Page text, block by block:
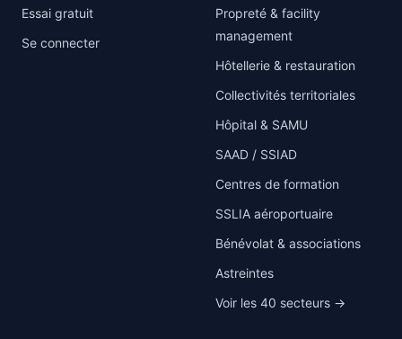
Essai gratuit
Se connecter
Propreté & facility
management
Hôtellerie & restauration
Collectivités territoriales
Hôpital & SAMU
SAAD / SSIAD
Centres de formation
SSLIA aéroportuaire
Bénévolat & associations
Astreintes
Voir les 40 secteurs →